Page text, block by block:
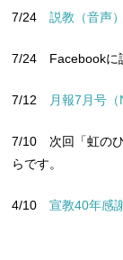
7/24説教（音声
7/24 Facebookに
7/12 月報7月号
7/10 次回「虹の
らです。
4/10宣教40年感